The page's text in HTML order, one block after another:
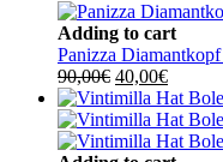
Adding to cart
Panizza
90,00€ Ursprünglicher
Preis
war:
90,00€
40,00€
Preis
ist:
40,00€.